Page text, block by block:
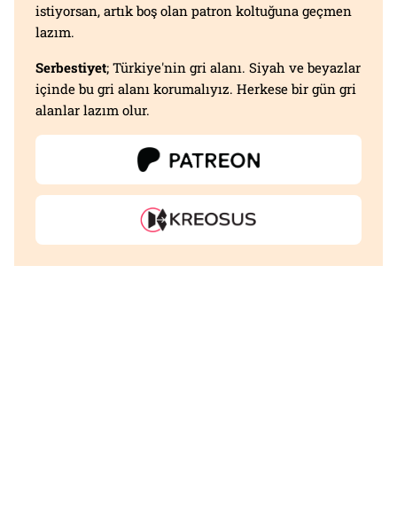
istiyorsan, artık boş olan patron koltuğuna geçmen
lazım.
Serbestiyet; Türkiye'nin gri alanı. Siyah ve beyazlar
içinde bu gri alanı korumalıyız. Herkese bir gün gri
alanlar lazım olur.